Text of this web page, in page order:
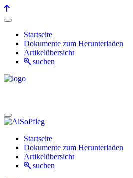
Startseite
Dokumente zum Herunterladen
Artikelübersicht
suchen
Startseite
Dokumente zum Herunterladen
Artikelübersicht
suchen